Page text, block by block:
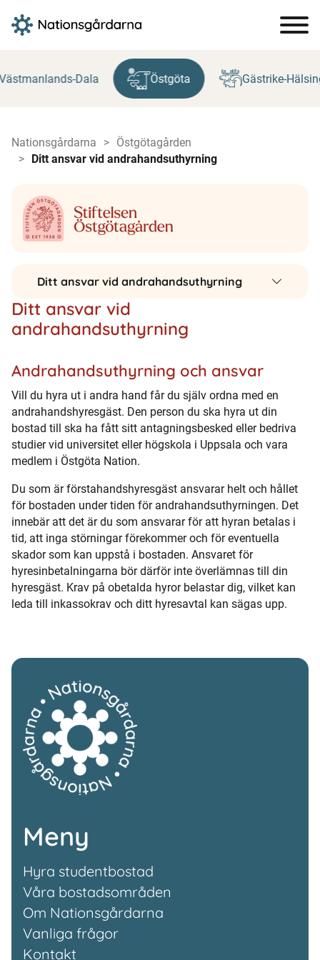
till
Dala Östgöta Gästrike-
Nationsgårdarna
Östgötagården
Ditt ansvar vid andrahandsuthyrning
Ditt ansvar vid andrahandsuthyrning
Ditt ansvar vid
andrahandsuthyrning
Andrahandsuthyrning och ansvar
Vill du hyra ut i andra hand får du själv ordna med en
andrahandshyresgäst. Den person du ska hyra ut din
bostad till ska ha fått sitt antagningsbesked eller bedriva
studier vid universitet eller högskola i Uppsala och vara
medlem i Östgöta Nation.
Du som är förstahandshyresgäst ansvarar helt och hållet
för bostaden under tiden för andrahandsuthyrningen. Det
innebär att det är du som ansvarar för att hyran betalas i
tid, att inga störningar förekommer och för eventuella
skador som kan uppstå i bostaden. Ansvaret för
hyresinbetalningarna bör därför inte överlämnas till din
hyresgäst. Krav på obetalda hyror belastar dig, vilket kan
leda till inkassokrav och ditt hyresavtal kan sägas upp.
Meny
Hyra studentbostad
Våra bostadsområden
Om Nationsgårdarna
Vanliga frågor
Kontakt